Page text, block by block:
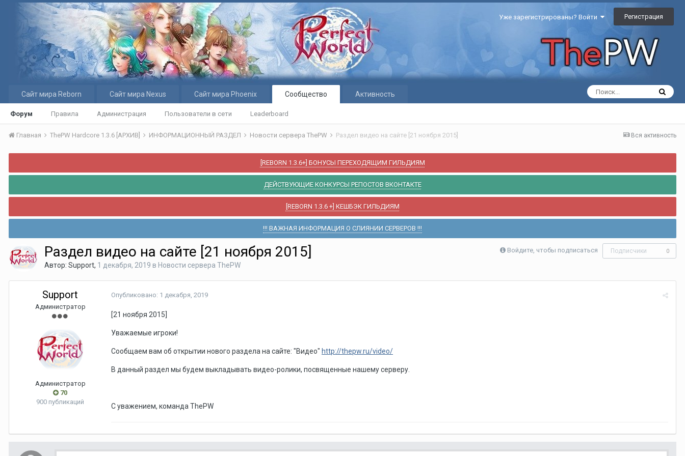
Уже зарегистрированы? Войти Регистрация
Сайт мира Reborn Сайт мира Nexus Сайт мира Phoenix Сообщество
Форум Правила Администрация Пользователи в сети Leaderboard
Активность
Вся активность
Главная ThePW Hardcore 1.3.6 [АРХИВ] ИНФОРМАЦИОННЫЙ РАЗДЕЛ Новости сервера ThePW Раздел видео на сайте [21 ноября 2015]
[REBORN 1.3.6+] БОНУСЫ ПЕРЕХОДЯЩИМ ГИЛЬДИЯМ
ДЕЙСТВУЮЩИЕ КОНКУРСЫ РЕПОСТОВ ВКОНТАКТЕ
[REBORN 1.3.6 +] КЕШБЭК ГИЛЬДИЯМ
!!! ВАЖНАЯ ИНФОРМАЦИЯ О СЛИЯНИИ СЕРВЕРОВ !!!
Войдите, чтобы подписаться Подписчики 0
Раздел видео на сайте [21 ноября 2015]
Автор: Support, 1 декабря, 2019 в Новости сервера ThePW
Support
Администратор
Администратор
70
900 публикаций
Опубликовано: 1 декабря, 2019
[21 ноября 2015]
Уважаемые игроки!
Сообщаем вам об открытии нового раздела на сайте: "Видео" http://thepw.ru/video/
В данный раздел мы будем выкладывать видео-ролики, посвященные нашему серверу.
С уважением, команда ThePW